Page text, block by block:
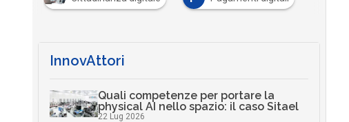
InnovAttori
Quali competenze per portare la
physical AI nello spazio: il caso Sitael
22 Lug 2026